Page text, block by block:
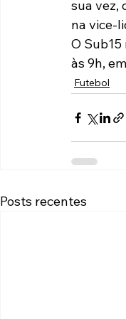
sua vez,
na vice-
O
às 9h,
Futebol
Posts recentes